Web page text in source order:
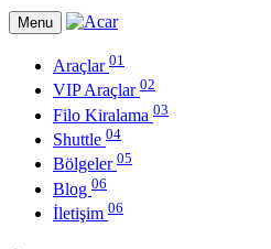
Menu
Araçlar 01
VIP Araçlar 02
Filo Kiralama 03
Shuttle 04
Bölgeler 05
Blog 06
İletişim 06